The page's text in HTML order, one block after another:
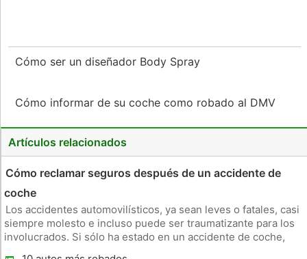
Cómo ser un diseñador Body Spray
Cómo informar de su coche como robado al DMV
Artículos relacionados
Cómo reclamar seguros después de un accidente de
coche
Los accidentes automovilísticos, ya sean leves o fatales, casi
siempre molesto e incluso puede ser traumatizante para los
involucrados. Si sólo ha estado en un accidente de coche,